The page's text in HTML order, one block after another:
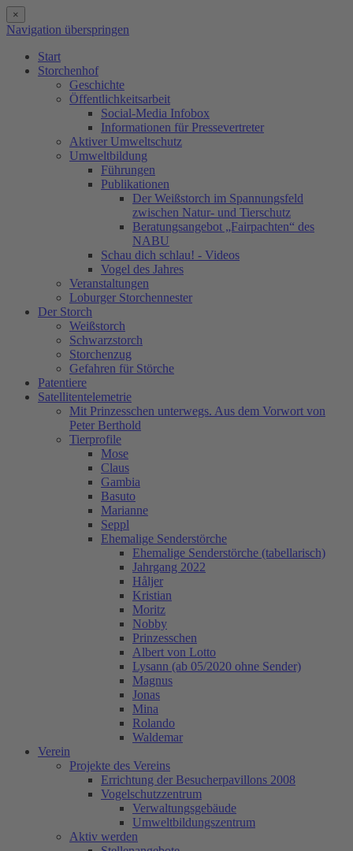
×
Navigation überspringen
Start
Storchenhof
Geschichte
Öffentlichkeitsarbeit
Social-Media Infobox
Informationen für Pressevertreter
Aktiver Umweltschutz
Umweltbildung
Führungen
Publikationen
Der Weißstorch im Spannungsfeld
zwischen Natur- und Tierschutz
Beratungsangebot „Fairpachten“ des
NABU
Schau dich schlau! - Videos
Vogel des Jahres
Veranstaltungen
Loburger Storchennester
Der Storch
Weißstorch
Schwarzstorch
Storchenzug
Gefahren für Störche
Patentiere
Satellitentelemetrie
Mit Prinzesschen unterwegs. Aus dem Vorwort von
Peter Berthold
Tierprofile
Mose
Claus
Gambia
Basuto
Marianne
Seppl
Ehemalige Senderstörche
Ehemalige Senderstörche (tabellarisch)
Jahrgang 2022
Håljer
Kristian
Moritz
Nobby
Prinzesschen
Albert von Lotto
Lysann (ab 05/2020 ohne Sender)
Magnus
Jonas
Mina
Rolando
Waldemar
Verein
Projekte des Vereins
Errichtung der Besucherpavillons 2008
Vogelschutzzentrum
Verwaltungsgebäude
Umweltbildungszentrum
Aktiv werden